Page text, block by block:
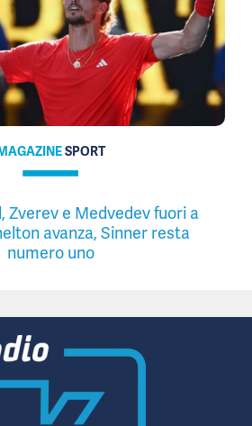
SPORT
Zverev e Medvedev fuori a
avanza, Sinner resta
numero uno